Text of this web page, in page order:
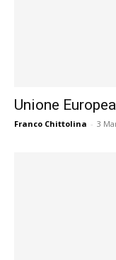
Unione
Franco Chittolina - 3